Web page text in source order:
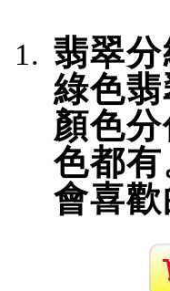
翡翠
綠色
顏色
色都
會喜